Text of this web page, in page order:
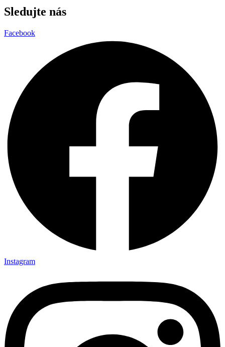
Sledujte nás
Facebook
Instagram